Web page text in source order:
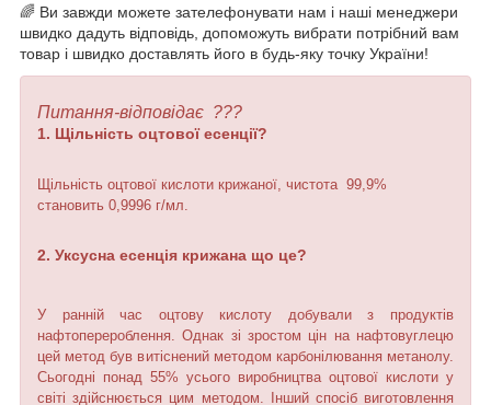
🌈 Ви завжди можете зателефонувати нам і наші менеджери
швидко дадуть відповідь, допоможуть вибрати потрібний вам
товар і швидко доставлять його в будь-яку точку України!
Питання-відповідає ???
1. Щільність оцтової есенції?
Щільність оцтової кислоти крижаної, чистота 99,9%
становить 0,9996 г/мл.
2. Уксусна есенція крижана що це?
У ранній час оцтову кислоту добували з продуктів
нафтоперероблення. Однак зі зростом цін на нафтовуглецю
цей метод був витіснений методом карбонілювання метанолу.
Сьогодні понад 55% усього виробництва оцтової кислоти у
світі здійснюється цим методом. Інший спосіб виготовлення